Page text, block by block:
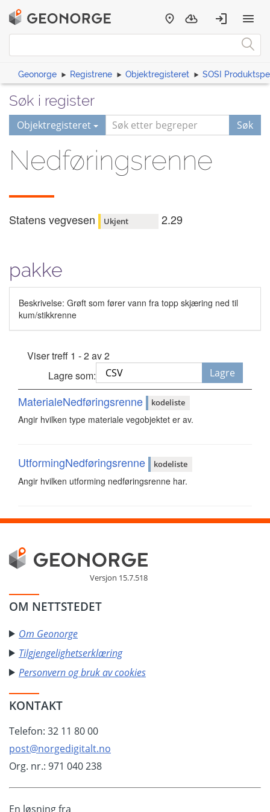
Geonorge Registrene Objektregisteret SOSI
Søk i register
Objektregisteret Søk
Nedføringsrenne
Statens vegvesen Ukjent 2.29
pakke
Beskrivelse: Grøft som fører vann fra topp skjæring ned til
kum/stikkrenne
Viser treff 1 - 2 av 2
Lagre som:
Lagre
MaterialeNedføringsrenne kodeliste
Angir hvilken type materiale vegobjektet er av.
UtformingNedføringsrenne kodeliste
Angir hvilken utforming nedføringsrenne har.